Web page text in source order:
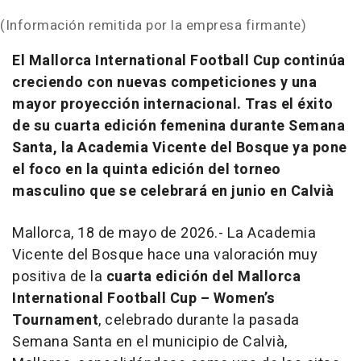
(Información remitida por la empresa firmante)
El Mallorca International Football Cup continúa
creciendo con nuevas competiciones y una
mayor proyección internacional. Tras el éxito
de su cuarta edición femenina durante Semana
Santa, la Academia Vicente del Bosque ya pone
el foco en la quinta edición del torneo
masculino que se celebrará en junio en Calvià
Mallorca, 18 de mayo de 2026.- La Academia
Vicente del Bosque hace una valoración muy
positiva de la cuarta edición del Mallorca
International Football Cup – Women’s
Tournament, celebrado durante la pasada
Semana Santa en el municipio de Calvià,